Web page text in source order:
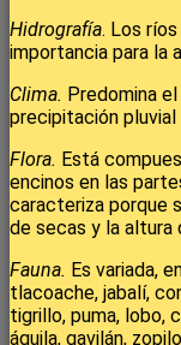
Hidrografía. Los
importancia para la
Clima. Predomina
precipitación pluvial
Flora. Está
encinos en las
caracteriza porque
de secas y la altura
Fauna. Es variada,
tlacoache, jabalí,
tigrillo, puma, lobo,
águila, gavilán,